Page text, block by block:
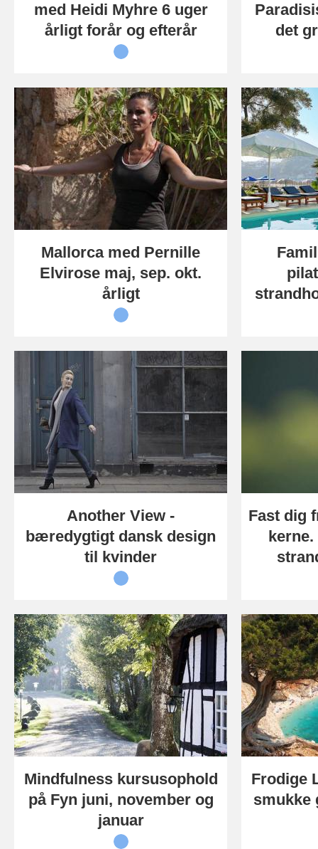
med Heidi Myhre 6 uger
årligt forår og efterår
det
Mallorca med Pernille
Elvirose maj, sep. okt.
årligt
Another View -
bæredygtigt dansk design
til kvinder
Fast dig
Mindfulness kursusophold
på Fyn juni, november og
januar
Frodige
smukke